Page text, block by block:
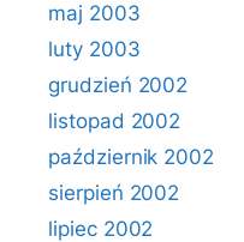
maj 2003
luty 2003
grudzień 2002
listopad 2002
październik 2002
sierpień 2002
lipiec 2002